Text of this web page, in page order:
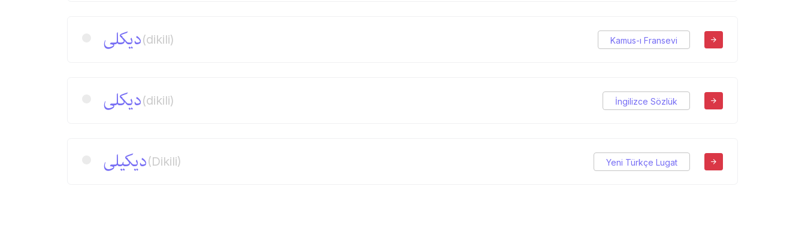
دیكلی(dikili) Kamus-ı Fransevi
دیكلی(dikili) İngilizce Sözlük
دیكیلی(Dikili) Yeni Türkçe Lugat